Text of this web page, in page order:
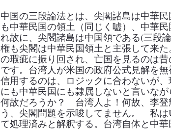
中国の三段論法とは、尖閣諸島は中華
も中華民国の領土（同じく嘘）、中華
れ故に、尖閣諸島は中国領である(三段
権も尖閣は中華民国領土と主張して来
の瑕疵に振り回され、亡国を見るのは
です。台湾人が米国の政府公式見解を
信用するのは、ロジックに合わないが
にも中華民国にも隷属しないと言いなが
何故だろうか？ 台湾人よ！何故、李登
う、尖閣問題を示唆してません。
私は
て処理済みと解釈する。台湾自体と中華